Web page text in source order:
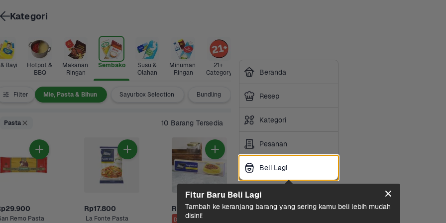
& Bayi
Hotpot &
BBQ
Makanan
Ringan
Sembako
Susu &
Olahan
Minuman
Ringan
21+
Category
Rumah
Filter
Tepung Mie, Pasta & Bihun Sayurbox Selection Bundling
Pasta 10 Barang Tersedia
Remo Pasta
Rp17.800
La Fonte Pasta
Rp10.000
Diskon s/d 2%
Beranda
Resep
Kategori
Pesanan
Beli Lagi
Kategori
Beli Lagi
Fitur Baru Beli Lagi
Tambah ke keranjang barang yang sering kamu beli lebih mudah
disini!